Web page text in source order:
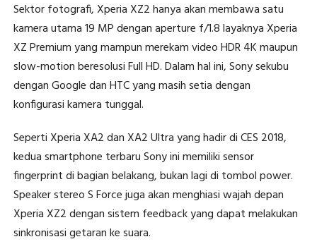
Sektor fotografi, Xperia XZ2 hanya akan membawa satu
kamera utama 19 MP dengan aperture f/1.8 layaknya Xperia
XZ Premium yang mampun merekam video HDR 4K maupun
slow-motion beresolusi Full HD. Dalam hal ini, Sony sekubu
dengan Google dan HTC yang masih setia dengan
konfigurasi kamera tunggal.
Seperti Xperia XA2 dan XA2 Ultra yang hadir di CES 2018,
kedua smartphone terbaru Sony ini memiliki sensor
fingerprint di bagian belakang, bukan lagi di tombol power.
Speaker stereo S Force juga akan menghiasi wajah depan
Xperia XZ2 dengan sistem feedback yang dapat melakukan
sinkronisasi getaran ke suara.